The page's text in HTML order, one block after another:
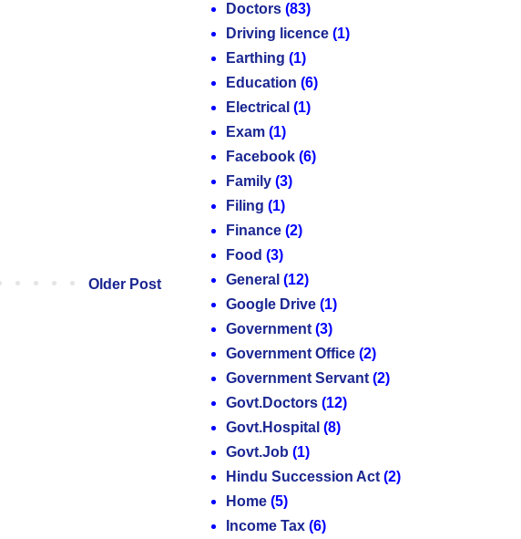
Older Post
Doctors (83)
Driving licence (1)
Earthing (1)
Education (6)
Electrical (1)
Exam (1)
Facebook (6)
Family (3)
Filing (1)
Finance (2)
Food (3)
General (12)
Google Drive (1)
Government (3)
Government Office (2)
Government Servant (2)
Govt.Doctors (12)
Govt.Hospital (8)
Govt.Job (1)
Hindu Succession Act (2)
Home (5)
Income Tax (6)